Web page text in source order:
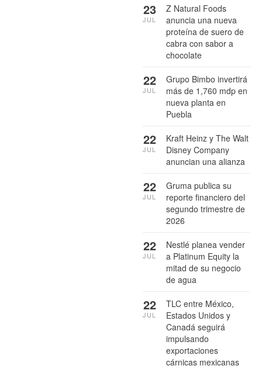
Z Natural Foods
anuncia una nueva
proteína de suero de
cabra con sabor a
chocolate
23
JUL
Grupo Bimbo invertirá
más de 1,760 mdp en
nueva planta en
Puebla
22
JUL
Kraft Heinz y The Walt
Disney Company
anuncian una alianza
22
JUL
Gruma publica su
reporte financiero del
segundo trimestre de
2026
22
JUL
Nestlé planea vender
a Platinum Equity la
mitad de su negocio
de agua
22
JUL
TLC entre México,
Estados Unidos y
Canadá seguirá
impulsando
exportaciones
cárnicas mexicanas
22
JUL